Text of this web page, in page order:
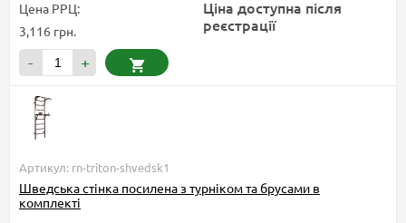
Цена РРЦ:
3,116 грн.
Ціна доступна після
реєстрації
- +
Артикул: rn-triton-shvedsk1
Шведська стінка посилена з турніком та брусами в
комплекті